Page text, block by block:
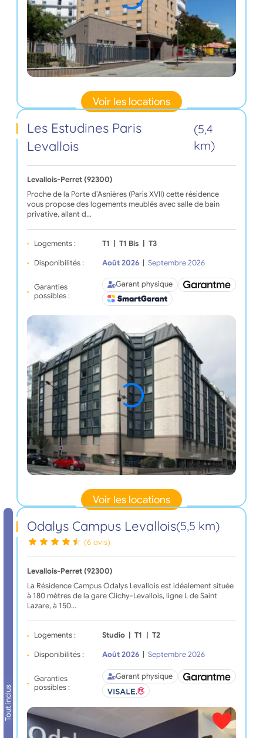
Voir les locations
Les Estudines Paris
Levallois
(5,4
km)
Levallois-Perret (92300)
Proche de la Porte d’Asnières (Paris XVII) cette résidence
vous propose des logements meublés avec salle de bain
privative, allant d…
Logements : T1 | T1 Bis | T3
Disponibilités : Août 2026 | Septembre 2026
Garanties
possibles :
Garant physique
Voir les locations
Tout inclus
Odalys Campus Levallois(5,5 km)
(6 avis)
Levallois-Perret (92300)
La Résidence Campus Odalys Levallois est idéalement située
à 180 mètres de la gare Clichy-Levallois, ligne L de Saint
Lazare, à 150…
Logements : Studio T1 T2
Disponibilités : Août 2026 Septembre 2026
Garanties
possibles :
Garant physique